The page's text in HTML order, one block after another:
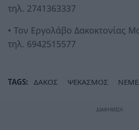
τηλ. 2741363337
• Τον Εργολάβο Δακοκτονίας
τηλ. 6942515577
TAGS: ΔΑΚΟΣ ΨΕΚΑΣΜΟΣ